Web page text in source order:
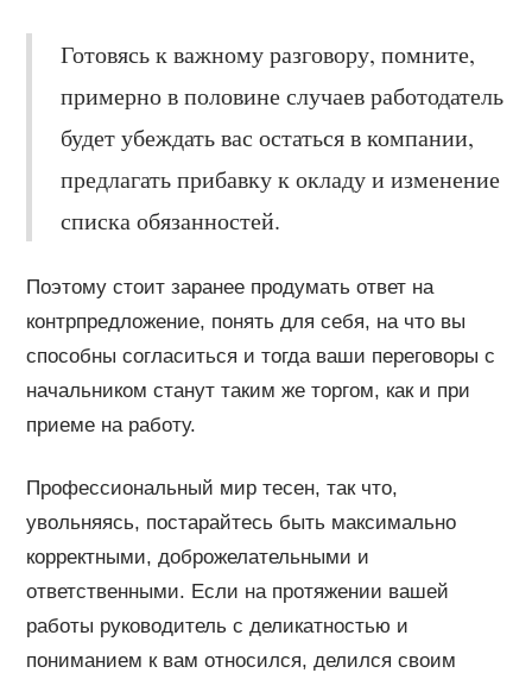
Готовясь к важному разговору, помните,
примерно в половине случаев работодатель
будет убеждать вас остаться в компании,
предлагать прибавку к окладу и изменение
списка обязанностей.
Поэтому стоит заранее продумать ответ на
контрпредложение, понять для себя, на что вы
способны согласиться и тогда ваши переговоры с
начальником станут таким же торгом, как и при
приеме на работу.
Профессиональный мир тесен, так что,
увольняясь, постарайтесь быть максимально
корректными, доброжелательными и
ответственными. Если на протяжении вашей
работы руководитель с деликатностью и
пониманием к вам относился, делился своим